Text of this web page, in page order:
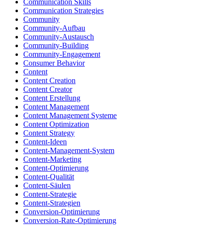
Communication Strategies
Community
Community-Aufbau
Community-Austausch
Community-Building
Community-Engagement
Consumer Behavior
Content
Content Creation
Content Creator
Content Erstellung
Content Management
Content Management Systeme
Content Optimization
Content Strategy
Content-Ideen
Content-Management-System
Content-Marketing
Content-Optimierung
Content-Qualität
Content-Säulen
Content-Strategie
Content-Strategien
Conversion-Optimierung
Conversion-Rate-Optimierung